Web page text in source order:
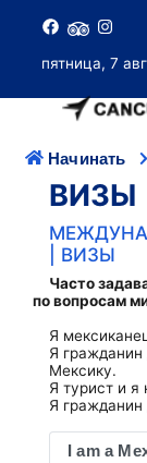
пятница, 7
Начинать
ВИЗЫ
| ВИЗЫ
Часто
по вопросам
Я
Я гражданин
Мексику.
Я турист и я
Я
I am a